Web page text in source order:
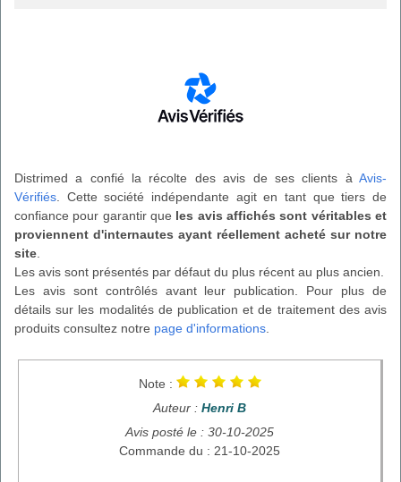
Distrimed a confié la récolte des avis de ses clients à Avis-
Vérifiés. Cette société indépendante agit en tant que tiers de
confiance pour garantir que les avis affichés sont véritables et
proviennent d'internautes ayant réellement acheté sur notre
site.
Les avis sont présentés par défaut du plus récent au plus ancien.
Les avis sont contrôlés avant leur publication. Pour plus de
détails sur les modalités de publication et de traitement des avis
produits consultez notre page d'informations.
Note :
Auteur : Henri B
Avis posté le : 30-10-2025
Commande du : 21-10-2025